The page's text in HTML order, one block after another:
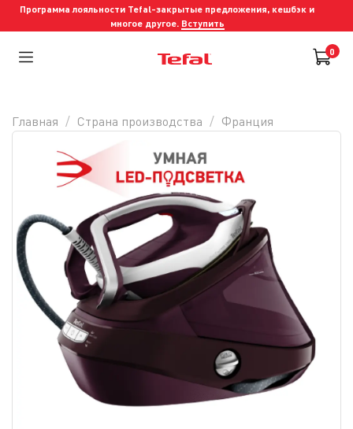
Программа лояльности Tefal-закрытые предложения, кешбэк и
многое другое. Вступить
0
Главная Страна производства Франция